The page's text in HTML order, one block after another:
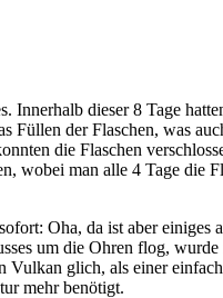
dieser 8 Tage
Füllen der Flaschen, was
die Flaschen
wobei man alle 4 Tage die
Oha, da ist aber
um die Ohren flog,
glich, als einer
mehr benötigt.